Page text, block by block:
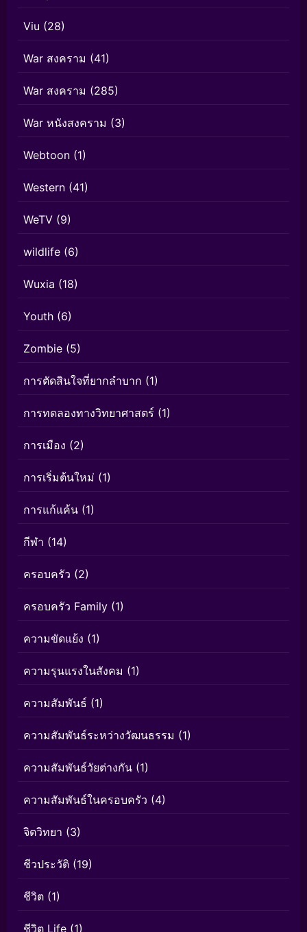
Viu (28)
War สงคราม (41)
War สงคราม (285)
War หนังสงคราม (3)
Webtoon (1)
Western (41)
WeTV (9)
wildlife (6)
Wuxia (18)
Youth (6)
Zombie (5)
การตัดสินใจที่ยากลำบาก (1)
การทดลองทางวิทยาศาสตร์ (1)
การเมือง (2)
การเริ่มต้นใหม่ (1)
การแก้แค้น (1)
กีฬา (14)
ครอบครัว (2)
ครอบครัว Family (1)
ความขัดแย้ง (1)
ความรุนแรงในสังคม (1)
ความสัมพันธ์ (1)
ความสัมพันธ์ระหว่างวัฒนธรรม (1)
ความสัมพันธ์วัยต่างกัน (1)
ความสัมพันธ์ในครอบครัว (4)
จิตวิทยา (3)
ชีวประวัติ (19)
ชีวิต (1)
ชีวิต Life (1)